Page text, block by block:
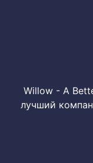
Willow - A
лучший